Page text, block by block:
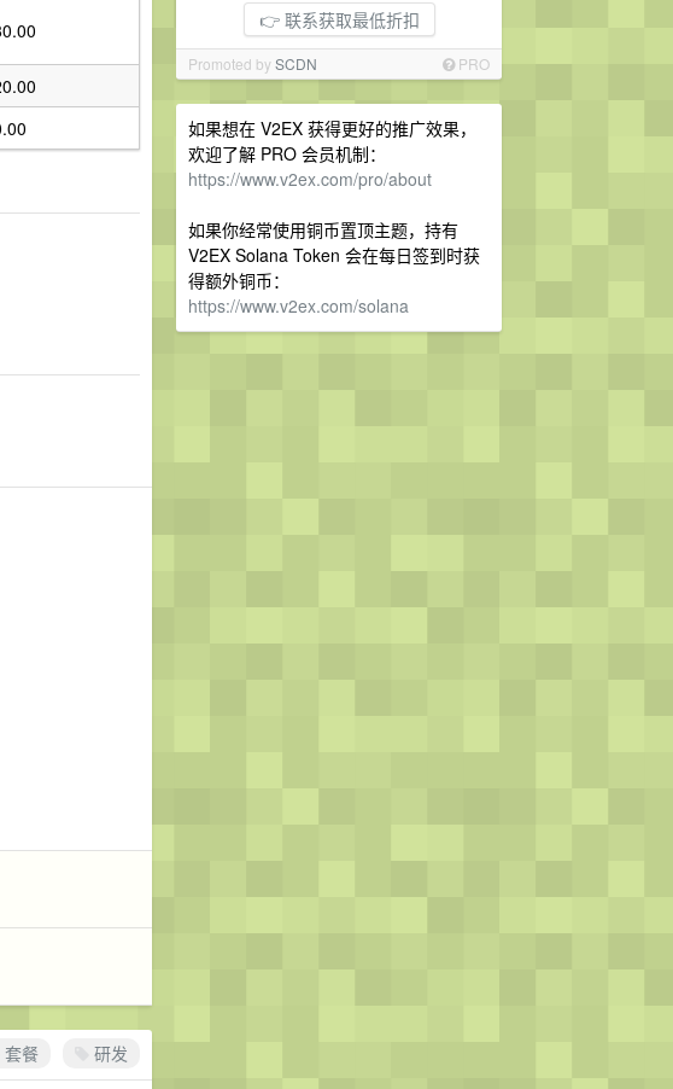
👉 联系获取最低折扣
Promoted bySCDN PRO
如果想在 V2EX 获得更好的推广效果，
欢迎了解 PRO 会员机制：
https://www.v2ex.com/pro/about
如果你经常使用铜币置顶主题，持有
V2EX Solana Token 会在每日签到时获
得额外铜币：
https://www.v2ex.com/solana
套餐 研发